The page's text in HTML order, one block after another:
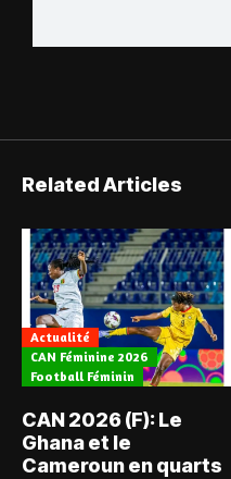
Related Articles
Actualité
CAN Féminine 2026
Football Féminin
CAN 2026 (F): Le
Ghana et le
Cameroun en quarts